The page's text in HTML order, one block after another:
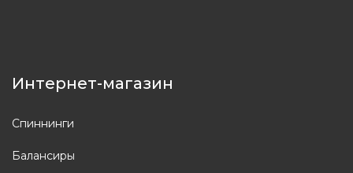
Интернет-магазин
Спиннинги
Балансиры